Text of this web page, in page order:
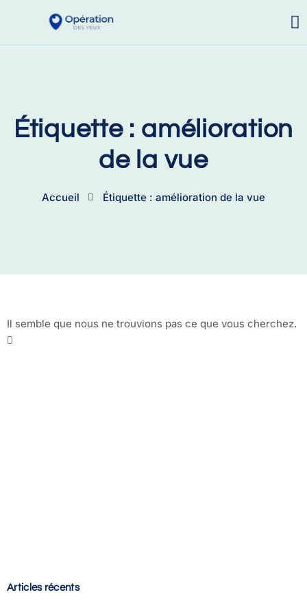
Étiquette : amélioration
de la vue
Accueil Étiquette : amélioration de la vue
Il semble que nous ne trouvions pas ce que vous cherchez.
Articles récents